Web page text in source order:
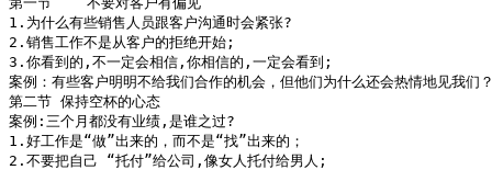
1.为什么有些销售人员跟客户沟通时会紧张?
2.销售工作不是从客户的拒绝开始;
3.你看到的,不一定会相信,你相信的,一定会看到;
案例：有些客户明明不给我们合作的机会，但他们为什么还会热情地见我们
第二节 保持空杯的心态
案例:三个月都没有业绩,是谁之过?
1.好工作是“做”出来的，而不是“找”出来的；
2.不要把自己 “托付”给公司,像女人托付给男人;